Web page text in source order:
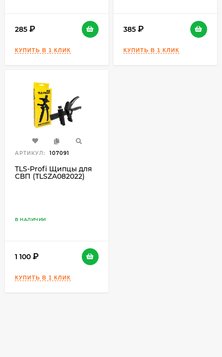
285 385
АРТИКУЛ: 107091
TLS-Profi Щипцы для
СВП (TLSZA082022)
В НАЛИЧИИ
1 100